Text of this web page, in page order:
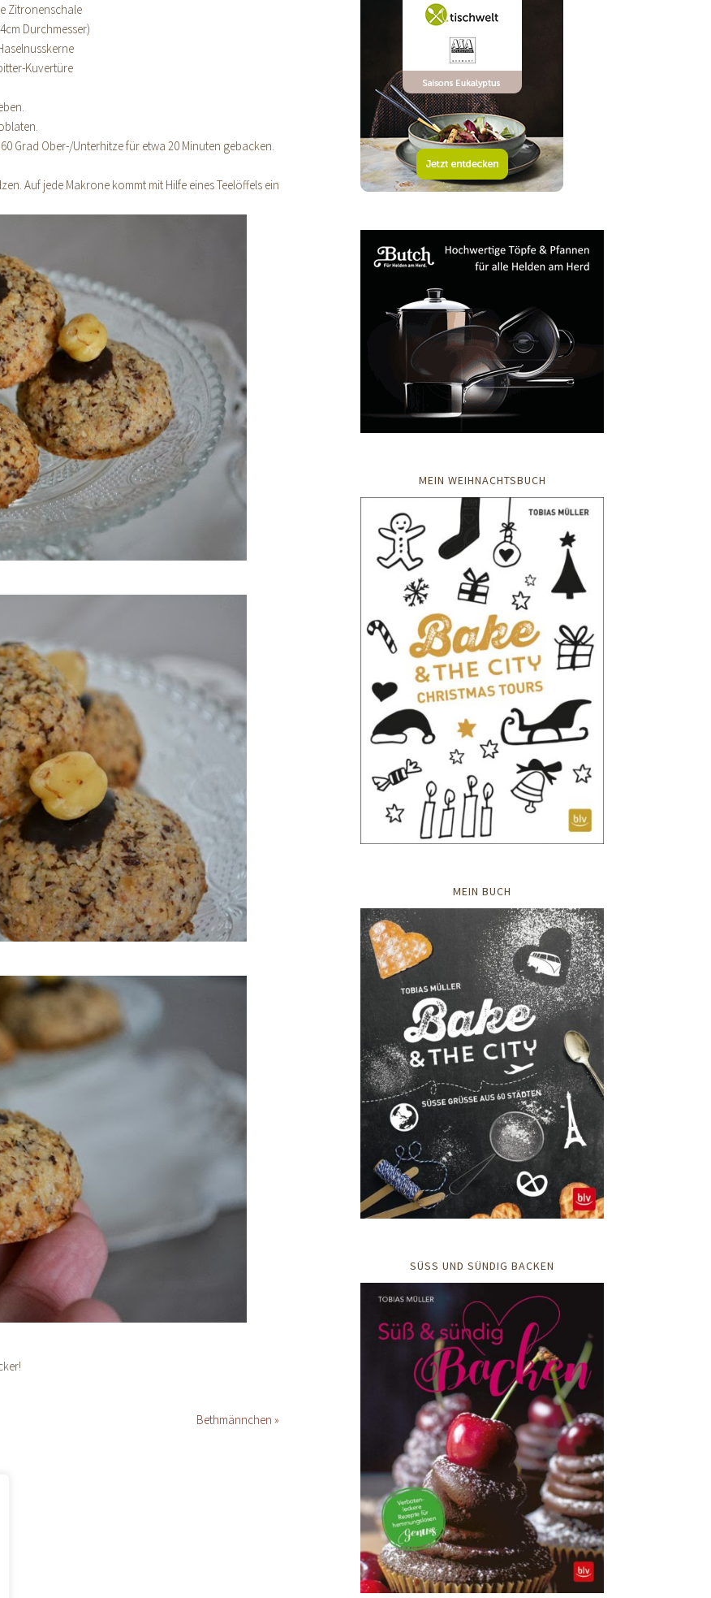
Zitronenschale
Durchmesser)
Kuvertüre
Grad Ober-/Unterhitze für etwa 20 Minuten gebacken.
Auf jede Makrone kommt mit Hilfe eines Teelöffels ein
Bethmännchen »
MEIN WEIHNACHTSBUCH
MEIN BUCH
SÜSS UND SÜNDIG BACKEN